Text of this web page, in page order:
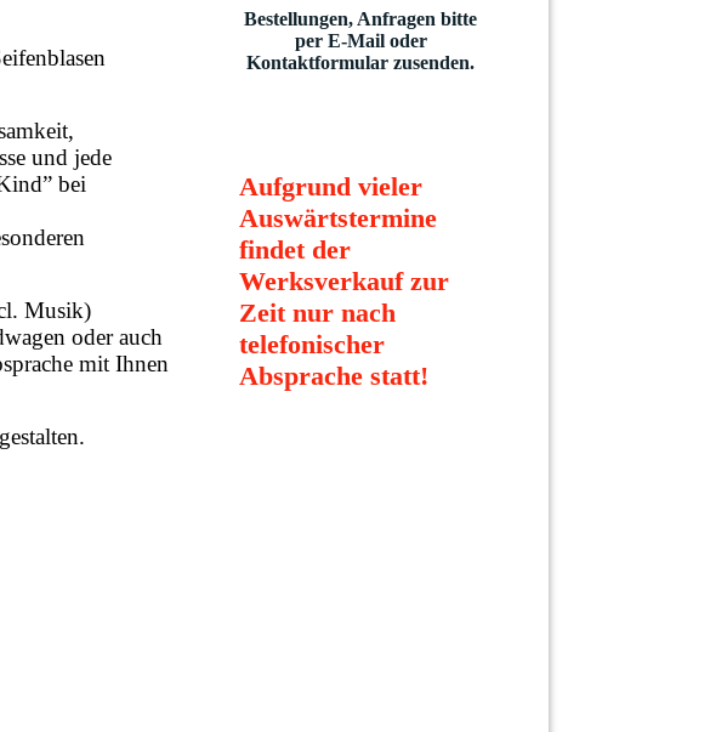
und jede
bei
Musik)
oder auch
mit Ihnen
Bestellungen, Anfragen bitte
per E-Mail oder
Kontaktformular zusenden.
Aufgrund vieler
Auswärtstermine
findet der
Werksverkauf zur
Zeit nur nach
telefonischer
Absprache statt!